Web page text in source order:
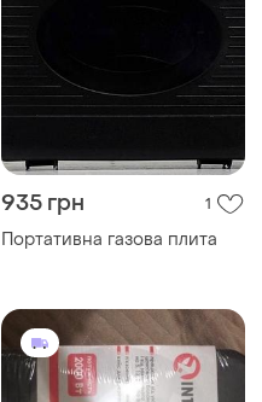
935 грн 1
Портативна газова плита